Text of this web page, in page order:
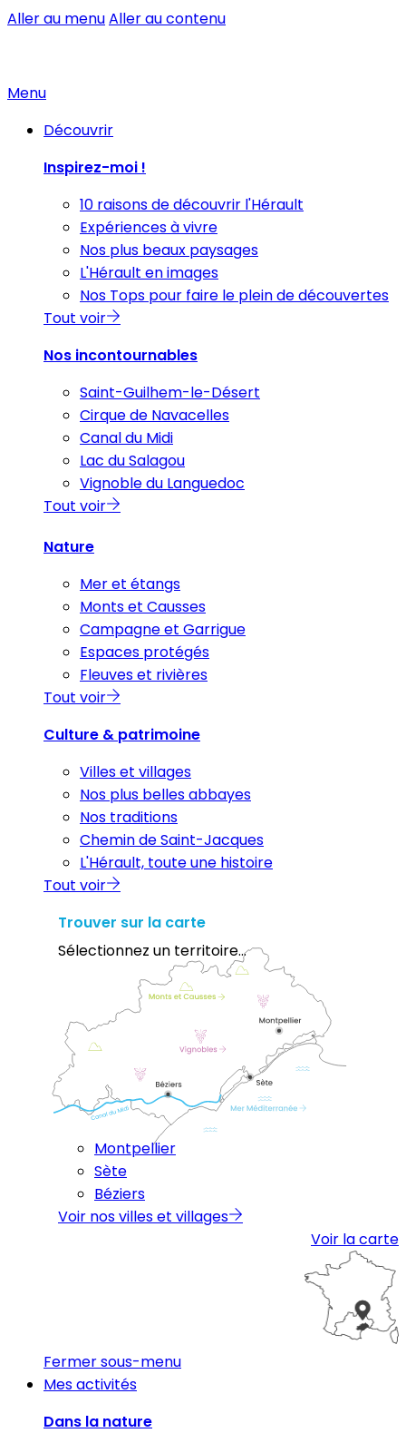
Aller au menuAller au contenu
Menu
Découvrir
Inspirez-moi !
10 raisons de découvrir l'Hérault
Expériences à vivre
Nos plus beaux paysages
L'Hérault en images
Nos Tops pour faire le plein de découvertes
Tout voir
Nos incontournables
Saint-Guilhem-le-Désert
Cirque de Navacelles
Canal du Midi
Lac du Salagou
Vignoble du Languedoc
Tout voir
Nature
Mer et étangs
Monts et Causses
Campagne et Garrigue
Espaces protégés
Fleuves et rivières
Tout voir
Culture & patrimoine
Villes et villages
Nos plus belles abbayes
Nos traditions
Chemin de Saint-Jacques
L'Hérault, toute une histoire
Tout voir
Trouver sur la carte
Sélectionnez un territoire...
Montpellier
Sète
Béziers
Voir nos villes et villages
Voir la carte
Fermer sous-menu
Mes activités
Dans la nature